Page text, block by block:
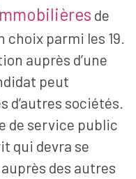
de
choix parmi les 19.
auprès d’une
peut
d’autres sociétés.
de service public
qui devra se
des autres